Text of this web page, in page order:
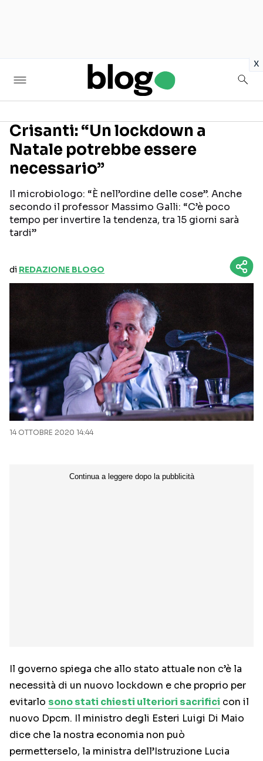
x
Seguici sui social
Crisanti: “Un lockdown a
Natale potrebbe essere
necessario”
Il microbiologo: “È nell’ordine delle cose”. Anche
secondo il professor Massimo Galli: “C’è poco
tempo per invertire la tendenza, tra 15 giorni sarà
tardi”
di REDAZIONE BLOGO
14 OTTOBRE 2020 14:44
Il governo spiega che allo stato attuale non c’è la
necessità di un nuovo lockdown e che proprio per
evitarlo sono stati chiesti ulteriori sacrifici con il
nuovo Dpcm. Il ministro degli Esteri Luigi Di Maio
dice che la nostra economia non può
permetterselo, la ministra dell’Istruzione Lucia